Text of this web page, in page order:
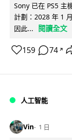
Sony 已在 PS5 主
計劃：2028 年 1
因此...
閱讀全文
159 74 ↗
人工智能
Vin 1 日